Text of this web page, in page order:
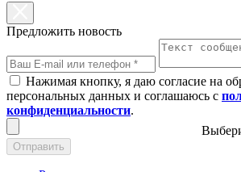
Предложить новость
Нажимая кнопку, я даю согласие на
персональных данных и соглашаюсь с
конфиденциальности.
Отправить